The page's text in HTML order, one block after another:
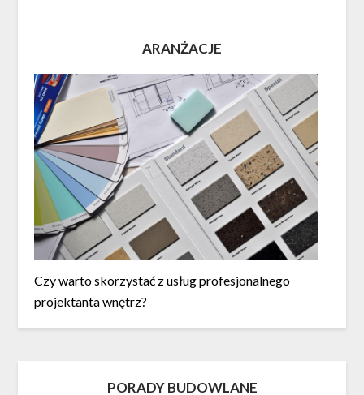
ARANŻACJE
Czy warto skorzystać z usług profesjonalnego
projektanta wnętrz?
PORADY BUDOWLANE